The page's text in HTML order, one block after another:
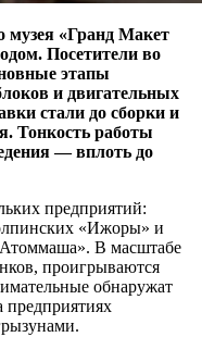
музея «Гранд Макет
Посетители во
этапы
и двигательных
стали до сборки и
Тонкость работы
— ​вплоть до
предприятий:
«Ижоры» и
В масштабе
проигрываются
обнаружат